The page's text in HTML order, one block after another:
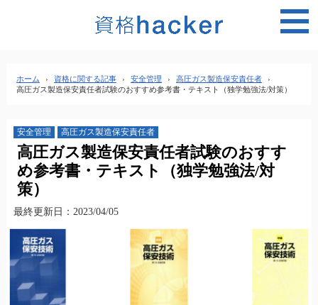
ホーム › 資格に関する記事 › 安全管理 › 高圧ガス製造保安責任者
›
高圧ガス製造保安責任者試験のおすすめ参考書・テキスト（独学勉強法/対策）
安全管理 高圧ガス製造保安責任者
高圧ガス製造保安責任者試験のおすす
め参考書・テキスト（独学勉強法/対
策）
最終更新日：2023/04/05